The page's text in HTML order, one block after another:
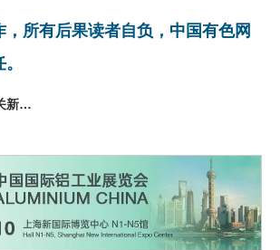
所有后果读者自负，中国有色网
兴趣